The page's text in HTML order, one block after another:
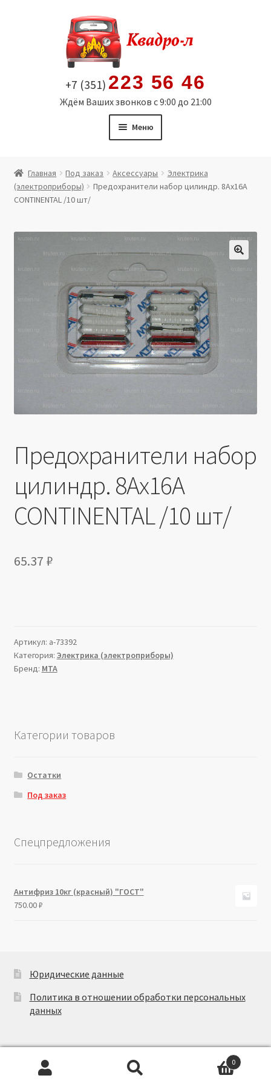
содержимому
+7 (351) 223 56 46
Ждём Ваших звонков с 9:00 до 21:00
Меню
Витрина
Политика в отношении обработки персональных
данных
Производители
Юридические данные
Главная Под заказ Аксессуары
Электрика
(электроприборы)
Предохранители набор цилиндр. 8Ах16A
CONTINENTAL /10 шт/
🔍
Предохранители набор
цилиндр. 8Ах16A
CONTINENTAL /10 шт/
65.37 ₽
Артикул: a-73392
Категория: Электрика (электроприборы)
Бренд: MTA
Категории товаров
Остатки
Под заказ
Спецпредложения
Антифриз 10кг (красный) "ГОСТ"
750.00₽
Юридические данные
Политика в отношении обработки персональных
данных
0